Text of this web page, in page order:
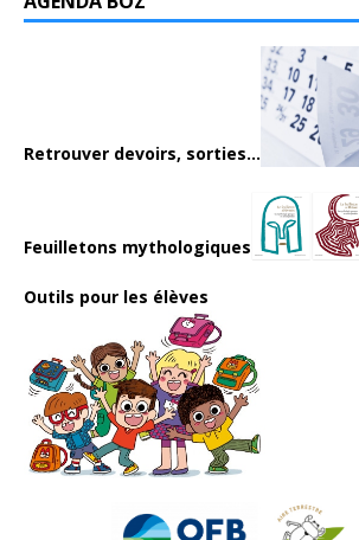
Retrouver devoirs, sorties...
Feuilletons mythologiques
Outils pour les élèves